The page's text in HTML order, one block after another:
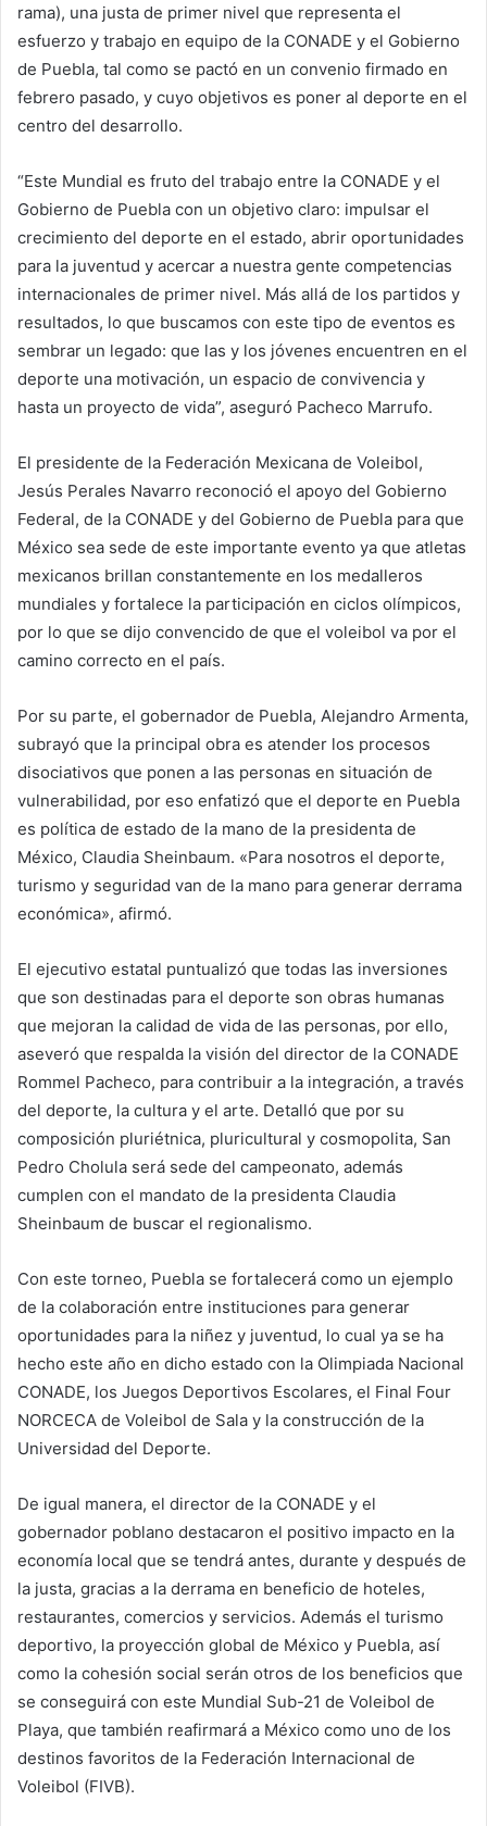
rama), una justa de primer nivel que representa el
esfuerzo y trabajo en equipo de la CONADE y el Gobierno
de Puebla, tal como se pactó en un convenio firmado en
febrero pasado, y cuyo objetivos es poner al deporte en el
centro del desarrollo.
“Este Mundial es fruto del trabajo entre la CONADE y el
Gobierno de Puebla con un objetivo claro: impulsar el
crecimiento del deporte en el estado, abrir oportunidades
para la juventud y acercar a nuestra gente competencias
internacionales de primer nivel. Más allá de los partidos y
resultados, lo que buscamos con este tipo de eventos es
sembrar un legado: que las y los jóvenes encuentren en el
deporte una motivación, un espacio de convivencia y
hasta un proyecto de vida”, aseguró Pacheco Marrufo.
El presidente de la Federación Mexicana de Voleibol,
Jesús Perales Navarro reconoció el apoyo del Gobierno
Federal, de la CONADE y del Gobierno de Puebla para que
México sea sede de este importante evento ya que atletas
mexicanos brillan constantemente en los medalleros
mundiales y fortalece la participación en ciclos olímpicos,
por lo que se dijo convencido de que el voleibol va por el
camino correcto en el país.
Por su parte, el gobernador de Puebla, Alejandro Armenta,
subrayó que la principal obra es atender los procesos
disociativos que ponen a las personas en situación de
vulnerabilidad, por eso enfatizó que el deporte en Puebla
es política de estado de la mano de la presidenta de
México, Claudia Sheinbaum. «Para nosotros el deporte,
turismo y seguridad van de la mano para generar derrama
económica», afirmó.
El ejecutivo estatal puntualizó que todas las inversiones
que son destinadas para el deporte son obras humanas
que mejoran la calidad de vida de las personas, por ello,
aseveró que respalda la visión del director de la CONADE
Rommel Pacheco, para contribuir a la integración, a través
del deporte, la cultura y el arte. Detalló que por su
composición pluriétnica, pluricultural y cosmopolita, San
Pedro Cholula será sede del campeonato, además
cumplen con el mandato de la presidenta Claudia
Sheinbaum de buscar el regionalismo.
Con este torneo, Puebla se fortalecerá como un ejemplo
de la colaboración entre instituciones para generar
oportunidades para la niñez y juventud, lo cual ya se ha
hecho este año en dicho estado con la Olimpiada Nacional
CONADE, los Juegos Deportivos Escolares, el Final Four
NORCECA de Voleibol de Sala y la construcción de la
Universidad del Deporte.
De igual manera, el director de la CONADE y el
gobernador poblano destacaron el positivo impacto en la
economía local que se tendrá antes, durante y después de
la justa, gracias a la derrama en beneficio de hoteles,
restaurantes, comercios y servicios. Además el turismo
deportivo, la proyección global de México y Puebla, así
como la cohesión social serán otros de los beneficios que
se conseguirá con este Mundial Sub-21 de Voleibol de
Playa, que también reafirmará a México como uno de los
destinos favoritos de la Federación Internacional de
Voleibol (FIVB).